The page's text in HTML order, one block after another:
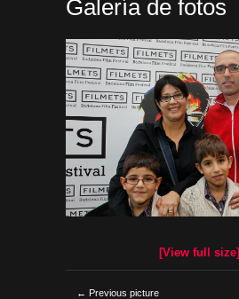
Galería de fotos
[View full size]
← Previous picture